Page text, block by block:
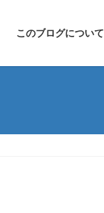
このブログについて